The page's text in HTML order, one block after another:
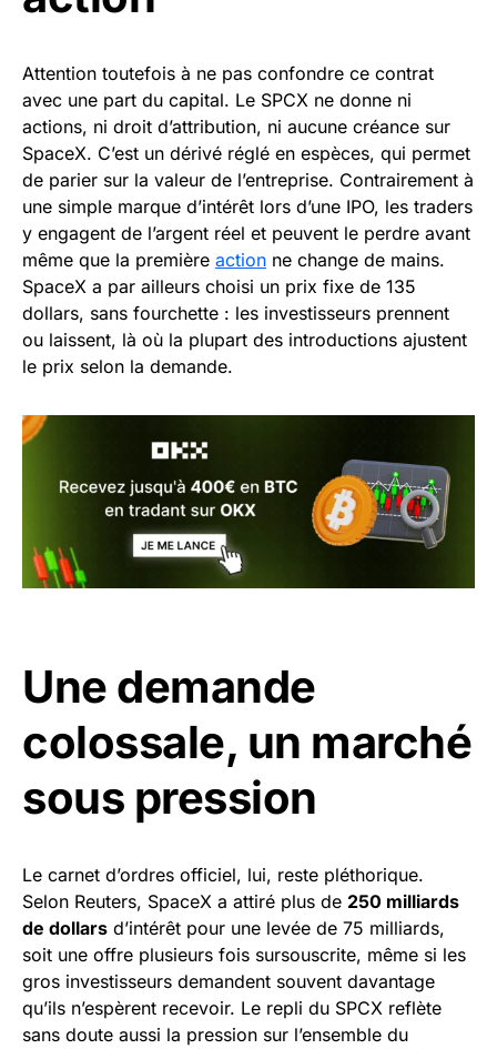
Attention toutefois à ne pas confondre ce contrat
avec une part du capital. Le SPCX ne donne ni
actions, ni droit d’attribution, ni aucune créance sur
SpaceX. C’est un dérivé réglé en espèces, qui permet
de parier sur la valeur de l’entreprise. Contrairement à
une simple marque d’intérêt lors d’une IPO, les traders
y engagent de l’argent réel et peuvent le perdre avant
même que la première action ne change de mains.
SpaceX a par ailleurs choisi un prix fixe de 135
dollars, sans fourchette : les investisseurs prennent
ou laissent, là où la plupart des introductions ajustent
le prix selon la demande.
Une demande
colossale, un marché
sous pression
Le carnet d’ordres officiel, lui, reste pléthorique.
Selon Reuters, SpaceX a attiré plus de 250 milliards
de dollars d’intérêt pour une levée de 75 milliards,
soit une offre plusieurs fois sursouscrite, même si les
gros investisseurs demandent souvent davantage
qu’ils n’espèrent recevoir. Le repli du SPCX reflète
sans doute aussi la pression sur l’ensemble du